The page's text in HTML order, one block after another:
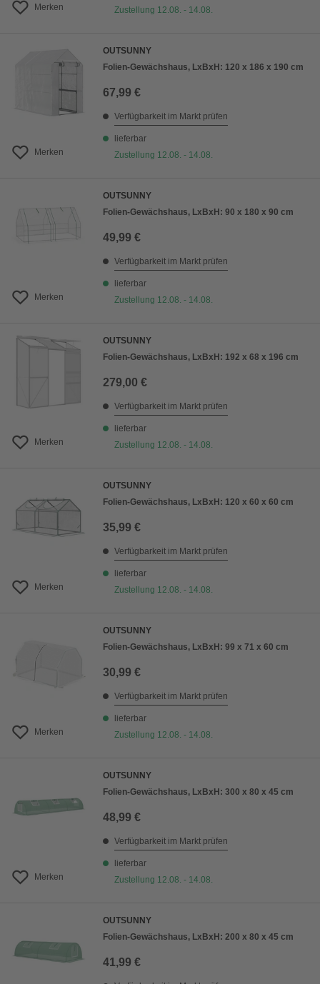
Merken
Zustellung 12.08. - 14.08.
Merken
OUTSUNNY
Folien-Gewächshaus, LxBxH: 120 x 186 x 190 cm
67,99 €
Verfügbarkeit im Markt prüfen
lieferbar
Zustellung 12.08. - 14.08.
Merken
OUTSUNNY
Folien-Gewächshaus, LxBxH: 90 x 180 x 90 cm
49,99 €
Verfügbarkeit im Markt prüfen
lieferbar
Zustellung 12.08. - 14.08.
Merken
OUTSUNNY
Folien-Gewächshaus, LxBxH: 192 x 68 x 196 cm
279,00 €
Verfügbarkeit im Markt prüfen
lieferbar
Zustellung 12.08. - 14.08.
Merken
OUTSUNNY
Folien-Gewächshaus, LxBxH: 120 x 60 x 60 cm
35,99 €
Verfügbarkeit im Markt prüfen
lieferbar
Zustellung 12.08. - 14.08.
Merken
OUTSUNNY
Folien-Gewächshaus, LxBxH: 99 x 71 x 60 cm
30,99 €
Verfügbarkeit im Markt prüfen
lieferbar
Zustellung 12.08. - 14.08.
Merken
OUTSUNNY
Folien-Gewächshaus, LxBxH: 300 x 80 x 45 cm
48,99 €
Verfügbarkeit im Markt prüfen
lieferbar
Zustellung 12.08. - 14.08.
OUTSUNNY
Folien-Gewächshaus, LxBxH: 200 x 80 x 45 cm
41,99 €